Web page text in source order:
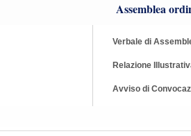
Assemblea
Verbale di
Relazione
Avviso di